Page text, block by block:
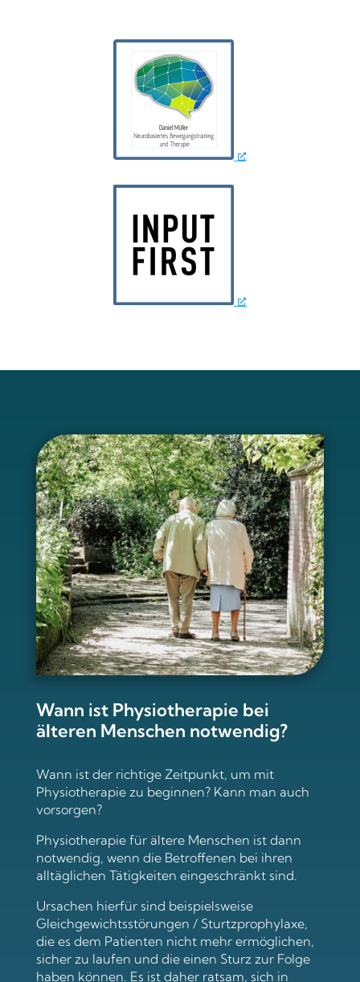
Wann ist Physiotherapie bei
älteren Menschen notwendig?
Wann ist der richtige Zeitpunkt, um mit
Physiotherapie zu beginnen? Kann man auch
vorsorgen?
Physiotherapie für ältere Menschen ist dann
notwendig, wenn die Betroffenen bei ihren
alltäglichen Tätigkeiten eingeschränkt sind.
Ursachen hierfür sind beispielsweise
Gleichgewichtsstörungen / Sturtzprophylaxe,
die es dem Patienten nicht mehr ermöglichen,
sicher zu laufen und die einen Sturz zur Folge
haben können. Es ist daher ratsam, sich in